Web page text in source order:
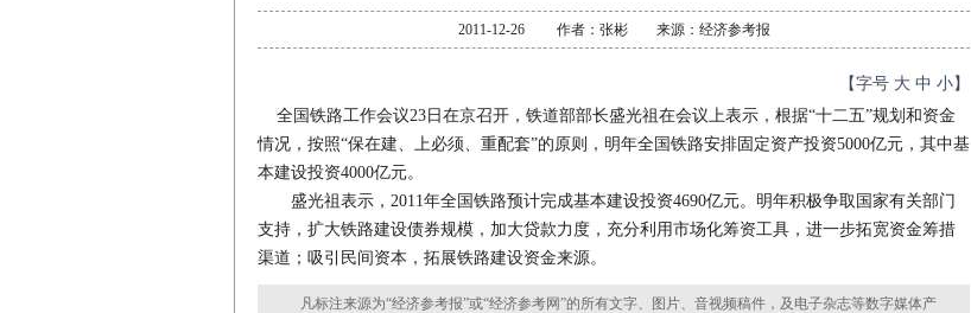
2011-12-26 作者：张彬 来源：经济参考报
【字号 大 中 小】
全国铁路工作会议23日在京召开，铁道部部长盛光祖在会议上表示，根据“十二五”规划和资金
情况，按照“保在建、上必须、重配套”的原则，明年全国铁路安排固定资产投资5000亿元，其中基
本建设投资4000亿元。
盛光祖表示，2011年全国铁路预计完成基本建设投资4690亿元。明年积极争取国家有关部门
支持，扩大铁路建设债券规模，加大贷款力度，充分利用市场化筹资工具，进一步拓宽资金筹措
渠道；吸引民间资本，拓展铁路建设资金来源。
凡标注来源为“经济参考报”或“经济参考网”的所有文字、图片、音视频稿件，及电子杂志等数字媒体产